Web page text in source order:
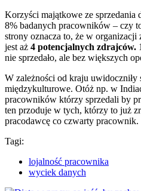
Korzyści majątkowe ze sprzedania
8% badanych pracowników – czy
strony oznacza to, że w organizacji
jest aż 4 potencjalnych zdrajców.
nie sprzedało, ale bez większych
W zależności od kraju uwidoczniły
międzykulturowe. Otóż np. w
pracowników którzy sprzedali by
ten przoduje w tych, którzy to już
pracodawcę co czwarty pracownik.
Tagi:
lojalność pracownika
wyciek danych